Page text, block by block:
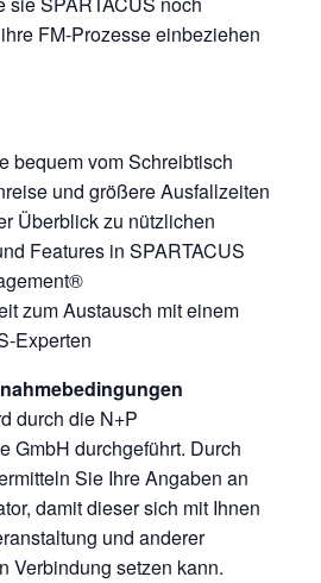
FM-Prozesse einbeziehen
bequem vom Schreibtisch
und größere Ausfallzeiten
Überblick zu nützlichen
Features in SPARTACUS
zum Austausch mit einem
Experten
durch die N+P
GmbH durchgeführt. Durch
Sie Ihre Angaben an
damit dieser sich mit Ihnen
und anderer
Verbindung setzen kann.